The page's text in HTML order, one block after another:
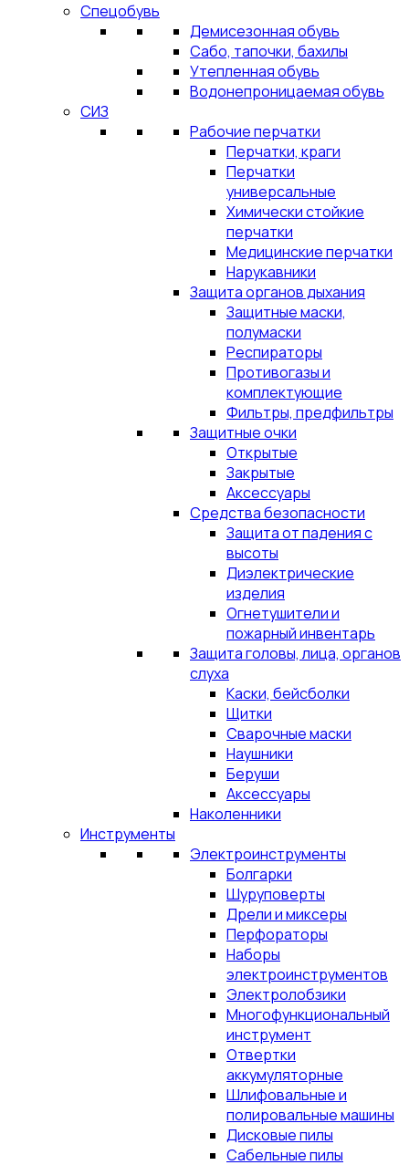
Спецобувь
Демисезонная обувь
Сабо, тапочки, бахилы
Утепленная обувь
Водонепроницаемая обувь
СИЗ
Рабочие перчатки
Перчатки, краги
Перчатки
универсальные
Химически стойкие
перчатки
Медицинские перчатки
Нарукавники
Защита органов дыхания
Защитные маски,
полумаски
Респираторы
Противогазы и
комплектующие
Фильтры, предфильтры
Защитные очки
Открытые
Закрытые
Аксессуары
Средства безопасности
Защита от падения с
высоты
Диэлектрические
изделия
Огнетушители и
пожарный инвентарь
Защита головы, лица, органов
слуха
Каски, бейсболки
Щитки
Сварочные маски
Наушники
Беруши
Аксессуары
Наколенники
Инструменты
Электроинструменты
Болгарки
Шуруповерты
Дрели и миксеры
Перфораторы
Наборы
электроинструментов
Электролобзики
Многофункциональный
инструмент
Отвертки
аккумуляторные
Шлифовальные и
полировальные машины
Дисковые пилы
Сабельные пилы